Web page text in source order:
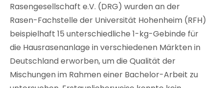
Rasengesellschaft e.V. (DRG) wurden an der
Rasen-Fachstelle der Universität Hohenheim (RFH)
beispielhaft 15 unterschiedliche 1-kg-Gebinde für
die Hausrasenanlage in verschiedenen Märkten in
Deutschland erworben, um die Qualität der
Mischungen im Rahmen einer Bachelor-Arbeit zu